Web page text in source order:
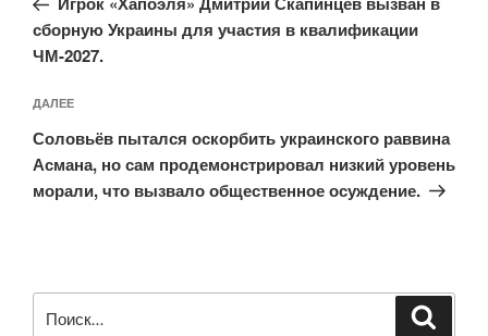
сборную Украины для участия в квалификации
ЧМ-2027.
Следующая
запись
ДАЛЕЕ
Соловьёв пытался оскорбить украинского раввина
Асмана, но сам продемонстрировал низкий уровень
морали, что вызвало общественное осуждение.